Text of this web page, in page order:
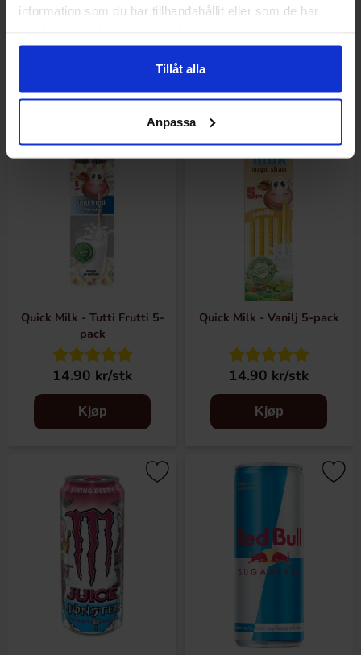
information som du har tillhandahållit eller som de har
Tillåt alla
Anpassa
Quick Milk - Tutti Frutti 5-
pack
14.90 kr/stk
Kjøp
Quick Milk - Vanilj 5-pack
14.90 kr/stk
Kjøp